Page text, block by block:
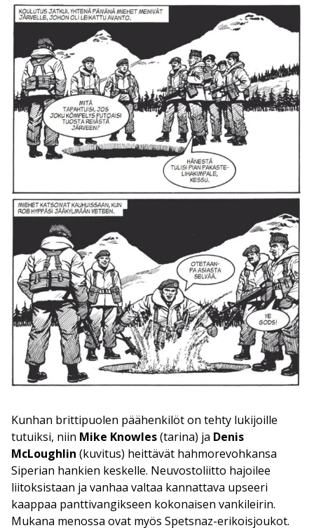
Kunhan brittipuolen päähenkilöt on tehty lukijoille
tutuiksi, niin Mike Knowles(tarina) ja Denis
McLoughlin (kuvitus) heittävät hahmorevohkansa
Siperian hankien keskelle. Neuvostoliitto hajoilee
liitoksistaan ja vanhaa valtaa kannattava upseeri
kaappaa panttivangikseen kokonaisen vankileirin.
Mukana menossa ovat myös Spetsnaz-erikoisjoukot.